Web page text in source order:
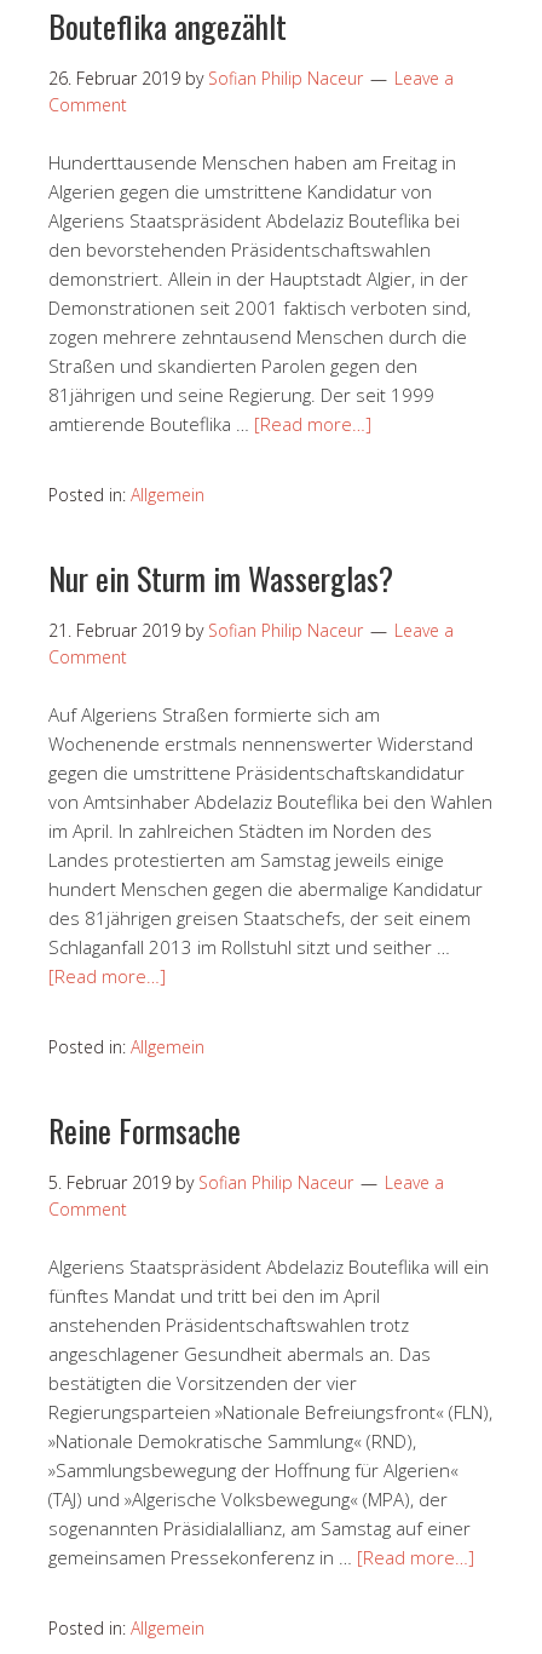
Bouteflika angezählt
26. Februar 2019 by Sofian Philip Naceur
Leave a
Comment
Hunderttausende Menschen haben am Freitag in
Algerien gegen die umstrittene Kandidatur von
Algeriens Staatspräsident Abdelaziz Bouteflika bei
den bevorstehenden Präsidentschaftswahlen
demonstriert. Allein in der Hauptstadt Algier, in der
Demonstrationen seit 2001 faktisch verboten sind,
zogen mehrere zehntausend Menschen durch die
Straßen und skandierten Parolen gegen den
81jährigen und seine Regierung. Der seit 1999
amtierende Bouteflika … [Read more…]
Posted in: Allgemein
Nur ein Sturm im Wasserglas?
21. Februar 2019 by Sofian Philip Naceur
Leave a
Comment
Auf Algeriens Straßen formierte sich am
Wochenende erstmals nennenswerter Widerstand
gegen die umstrittene Präsidentschaftskandidatur
von Amtsinhaber Abdelaziz Bouteflika bei den Wahlen
im April. In zahlreichen Städten im Norden des
Landes protestierten am Samstag jeweils einige
hundert Menschen gegen die abermalige Kandidatur
des 81jährigen greisen Staatschefs, der seit einem
Schlaganfall 2013 im Rollstuhl sitzt und seither …
[Read more…]
Posted in: Allgemein
Reine Formsache
5. Februar 2019 by Sofian Philip Naceur
Leave a
Comment
Algeriens Staatspräsident Abdelaziz Bouteflika will ein
fünftes Mandat und tritt bei den im April
anstehenden Präsidentschaftswahlen trotz
angeschlagener Gesundheit abermals an. Das
bestätigten die Vorsitzenden der vier
Regierungsparteien »Nationale Befreiungsfront« (FLN),
»Nationale Demokratische Sammlung« (RND),
»Sammlungsbewegung der Hoffnung für Algerien«
(TAJ) und »Algerische Volksbewegung« (MPA), der
sogenannten Präsidialallianz, am Samstag auf einer
gemeinsamen Pressekonferenz in … [Read more…]
Posted in: Allgemein